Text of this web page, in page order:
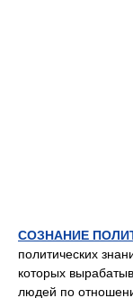
СОЗНАНИЕ
политических
которых
людей по